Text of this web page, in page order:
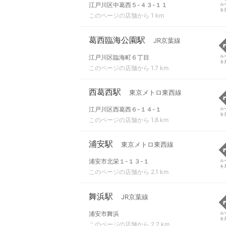
江戸川区中葛西５-４３-１１
このページの店舗から 1 km
ル
を
葛西臨海公園駅 JR京葉線
江戸川区臨海町６丁目
このページの店舗から 1.7 km
ル
を
西葛西駅 東京メトロ東西線
江戸川区西葛西６-１４-１
このページの店舗から 1.8 km
ル
を
浦安駅 東京メトロ東西線
浦安市北栄１-１３-１
このページの店舗から 2.1 km
ル
を
舞浜駅 JR京葉線
浦安市舞浜
このページの店舗から 2.2 km
ル
を